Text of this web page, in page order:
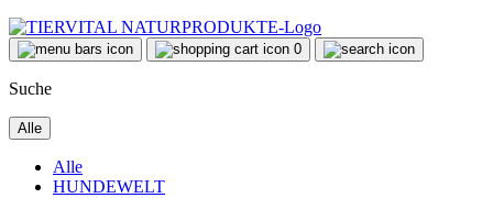
0
Suche
Alle
Alle
HUNDEWELT